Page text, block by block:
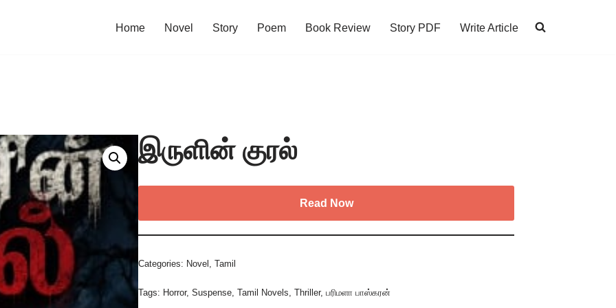
Home Novel Story Poem Book Review Story PDF Write Article
இருளின் குரல்
Read Now
Categories: Novel ,Tamil
Tags: Horror,Suspense,Tamil Novels,Thriller,பரிமளா பாஸ்கரன்